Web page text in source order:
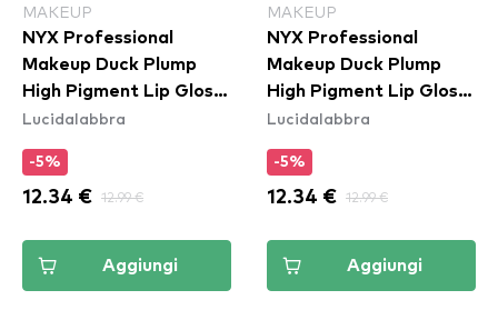
MAKEUP
NYX Professional
Makeup Duck Plump
High Pigment Lip Gloss
- 22 Flippin' Slime
Lucidalabbra
-5%
12.34 € 12.99 €
Aggiungi
MAKEUP
NYX Professional
Makeup Duck Plump
High Pigment Lip Gloss
- Strike A Rose
Lucidalabbra
-5%
12.34 € 12.99 €
Aggiungi